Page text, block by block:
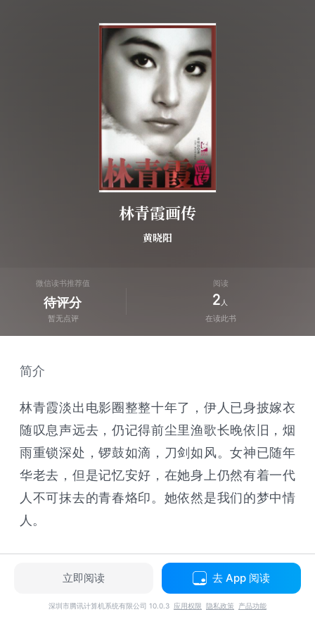
林青霞画传
黄晓阳
微信读书推荐值
待评分
暂无点评
阅读
2 人
在读此书
简介
林青霞淡出电影圈整整十年了，伊人已身披嫁衣
随叹息声远去，仍记得前尘里渔歌长晚依旧，烟
雨重锁深处，锣鼓如滴，刀剑如风。女神已随年
华老去，但是记忆安好，在她身上仍然有着一代
人不可抹去的青春烙印。她依然是我们的梦中情
人。
立即阅读 去 App 阅读
深圳市腾讯计算机系统有限公司 10.0.3 应用权限 隐私政策 产品功能